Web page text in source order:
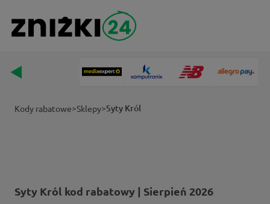
Kody rabatowe>Sklepy>Syty Król
Syty Król kod rabatowy | Sierpień 2026